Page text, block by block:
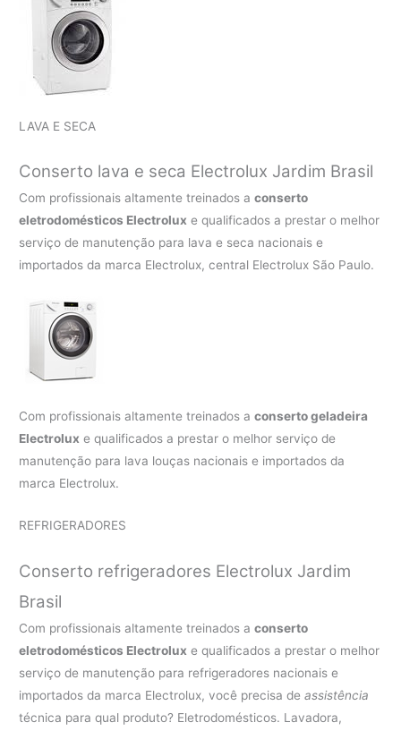
LAVA E SECA
Conserto lava e seca Electrolux Jardim Brasil
Com profissionais altamente treinados aconserto
eletrodomésticos Electrolux e qualificados a prestar o melhor
serviço de manutenção para lava e seca nacionais e
importados da marca Electrolux, central Electrolux São Paulo.
Com profissionais altamente treinados aconserto geladeira
Electrolux e qualificados a prestar o melhor serviço de
manutenção para lava louças nacionais e importados da
marca Electrolux.
REFRIGERADORES
Conserto refrigeradores Electrolux Jardim
Brasil
Com profissionais altamente treinados aconserto
eletrodomésticos Electrolux e qualificados a prestar o melhor
serviço de manutenção para refrigeradores nacionais e
importados da marca Electrolux, você precisa deassistência
técnica para qual produto? Eletrodomésticos. Lavadora,